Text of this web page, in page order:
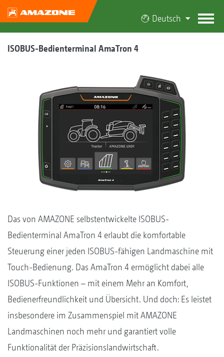
Deutsch
ISOBUS-Bedien­terminal AmaTron 4
Das von AMAZONE selbstentwickelte ISOBUS-
Bedienterminal AmaTron 4 erlaubt die komfortable
Steuerung einer jeden ISOBUS-fähigen Landmaschine mit
Touch-Bedienung. Das AmaTron 4 ermöglicht dabei alle
ISOBUS-Funktionen – mit einem Mehr an Komfort,
Bedienerfreundlichkeit und Übersicht. Und doch: Es leistet
insbesondere im Zusammenspiel mit AMAZONE
Landmaschinen noch mehr und garantiert volle
Funktionalität der Präzisionslandwirtschaft.